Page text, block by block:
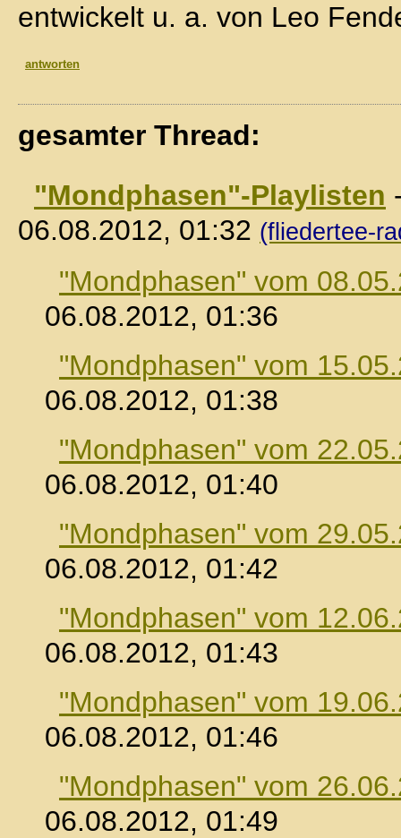
entwickelt u. a. von Leo
antworten
gesamter Thread:
"Mondphasen"-Playlisten
06.08.2012, 01:32 (fliedertee-
"Mondphasen" vom
06.08.2012, 01:36
"Mondphasen" vom
06.08.2012, 01:38
"Mondphasen" vom
06.08.2012, 01:40
"Mondphasen" vom
06.08.2012, 01:42
"Mondphasen" vom
06.08.2012, 01:43
"Mondphasen" vom
06.08.2012, 01:46
"Mondphasen" vom
06.08.2012, 01:49